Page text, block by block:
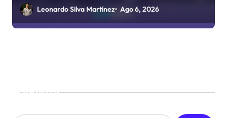
Atacama
Leonardo Silva Martínez Ago 6, 2026
Buscar